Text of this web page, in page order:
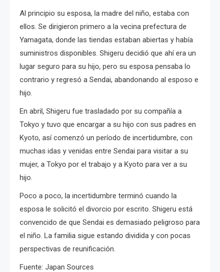
Al principio su esposa, la madre del niño, estaba con
ellos. Se dirigieron primero a la vecina prefectura de
Yamagata, donde las tiendas estaban abiertas y había
suministros disponibles. Shigeru decidió que ahí era un
lugar seguro para su hijo, pero su esposa pensaba lo
contrario y regresó a Sendai, abandonando al esposo e
hijo.
En abril, Shigeru fue trasladado por su compañía a
Tokyo y tuvo que encargar a su hijo con sus padres en
Kyoto, así comenzó un período de incertidumbre, con
muchas idas y venidas entre Sendai para visitar a su
mujer, a Tokyo por el trabajo y a Kyoto para ver a su
hijo.
Poco a poco, la incertidumbre terminó cuando la
esposa le solicitó el divorcio por escrito. Shigeru está
convencido de que Sendai es demasiado peligroso para
el niño. La familia sigue estando dividida y con pocas
perspectivas de reunificación.
Fuente: Japan Sources